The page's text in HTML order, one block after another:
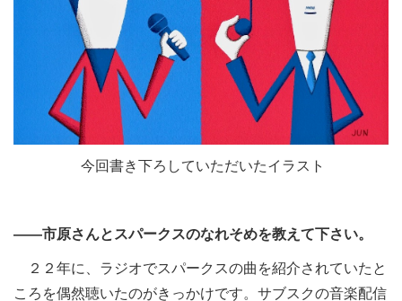
今回書き下ろしていただいたイラスト
――市原さんとスパークスのなれそめを教えて下さい。
２２年に、ラジオでスパークスの曲を紹介されていたと
ころを偶然聴いたのがきっかけです。サブスクの音楽配信